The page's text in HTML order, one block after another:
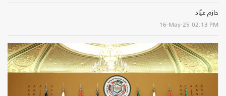
حازم عيّاد
16-May-25 02:13 PM